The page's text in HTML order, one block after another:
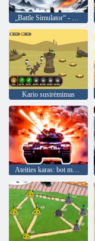
„Battle Simulator“ - smėlio dėžė
Kario susirėmimas
Ateities karas: bot mūšis 3D kosmose